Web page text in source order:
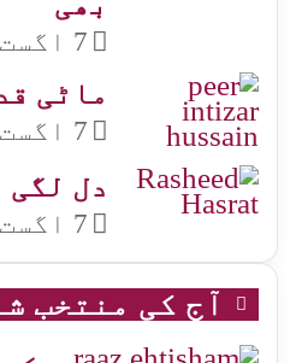
7 اگست, 2026
ماٹی
7 اگست, 2026
دل لگی
7 اگست, 2026
آج کی منتخب